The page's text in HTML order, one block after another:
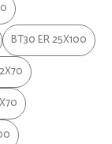
BT30 ER 25X100